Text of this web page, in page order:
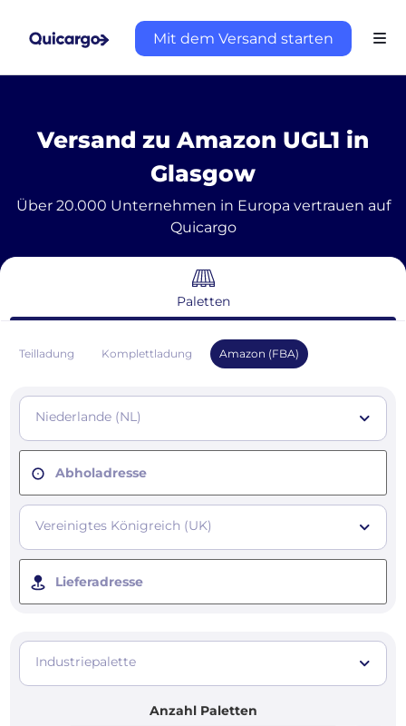
Mit dem Versand starten
Versand zu Amazon UGL1 in
Glasgow
Über 20.000 Unternehmen in Europa vertrauen auf
Quicargo
Paletten
Teilladung Komplettladung Amazon (FBA)
Niederlande (NL)
Abholadresse
Vereinigtes Königreich (UK)
Lieferadresse
Industriepalette
Anzahl Paletten